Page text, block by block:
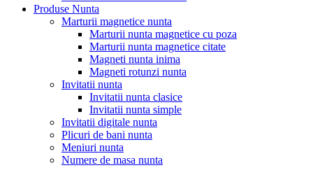
Produse Nunta
Marturii magnetice nunta
Marturii nunta magnetice cu poza
Marturii nunta magnetice citate
Magneti nunta inima
Magneti rotunzi nunta
Invitatii nunta
Invitatii nunta clasice
Invitatii nunta simple
Invitatii digitale nunta
Plicuri de bani nunta
Meniuri nunta
Numere de masa nunta